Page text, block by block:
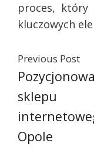
proces, który
kluczowych
Previous Post
sklepu
Opole